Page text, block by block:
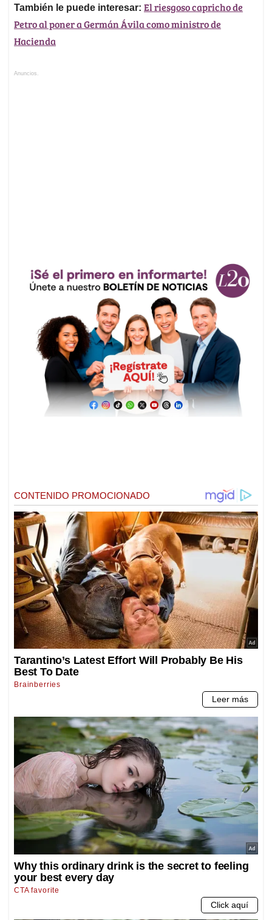
También le puede interesar: El riesgoso capricho de
Petro al poner a Germán Ávila como ministro de
Hacienda
Anuncios.